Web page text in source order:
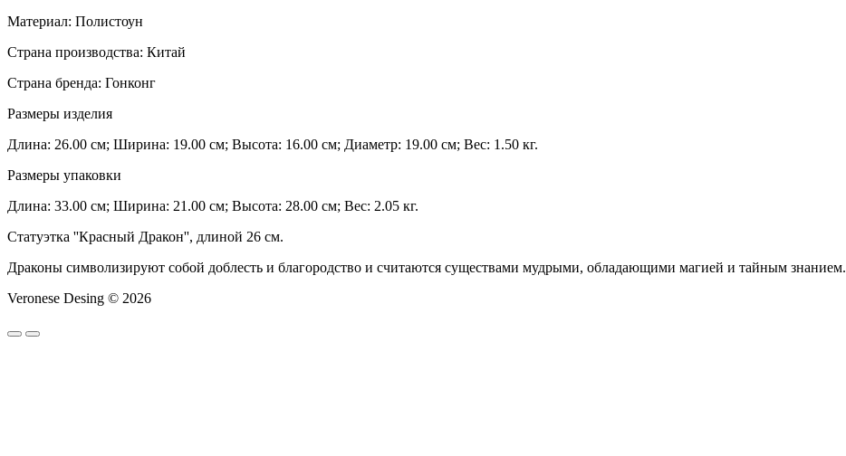
Материал: Полистоун
Страна производства: Китай
Страна бренда: Гонконг
Размеры изделия
Длина: 26.00 см; Ширина: 19.00 см; Высота: 16.00 см; Диаметр: 19.00 см; Вес: 1.50 кг.
Размеры упаковки
Длина: 33.00 см; Ширина: 21.00 см; Высота: 28.00 см; Вес: 2.05 кг.
Статуэтка ''Красный Дракон'', длиной 26 см.
Драконы символизируют собой доблесть и благородство и считаются существами мудрыми, обладающими магией и тайным знанием.
Veronese Desing © 2026